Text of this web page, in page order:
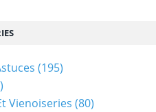
(195)
Vienoiseries (80)